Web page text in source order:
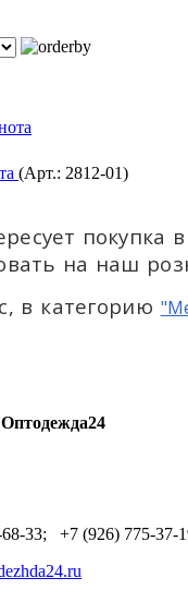
(Арт.: 2812-01)
покупка
на наш
в категорию
Оптодежда24
33; +7 (926) 775-37-